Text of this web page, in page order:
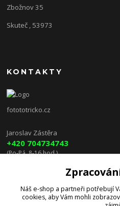
Zbožnov 35
Skuteč , 53973
KONTAKTY
fotototricko.cz
Jaroslav Zástěra
+420 704734743
(Po-Pá, 8-16 hod.)
Náš e-shop a partneři potřebují
cookies, aby Vám mohli